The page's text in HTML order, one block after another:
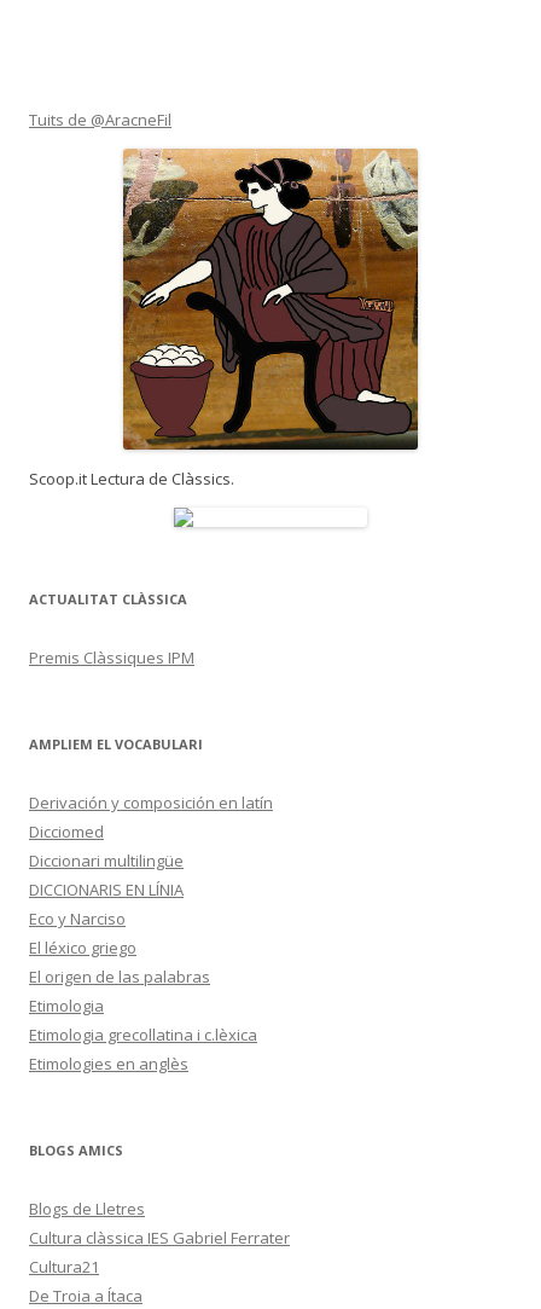
Tuits de @AracneFil
Scoop.it Lectura de Clàssics.
ACTUALITAT CLÀSSICA
Premis Clàssiques IPM
AMPLIEM EL VOCABULARI
Derivación y composición en latín
Dicciomed
Diccionari multilingüe
DICCIONARIS EN LÍNIA
Eco y Narciso
El léxico griego
El origen de las palabras
Etimologia
Etimologia grecollatina i c.lèxica
Etimologies en anglès
BLOGS AMICS
Blogs de Lletres
Cultura clàssica IES Gabriel Ferrater
Cultura21
De Troia a Ítaca